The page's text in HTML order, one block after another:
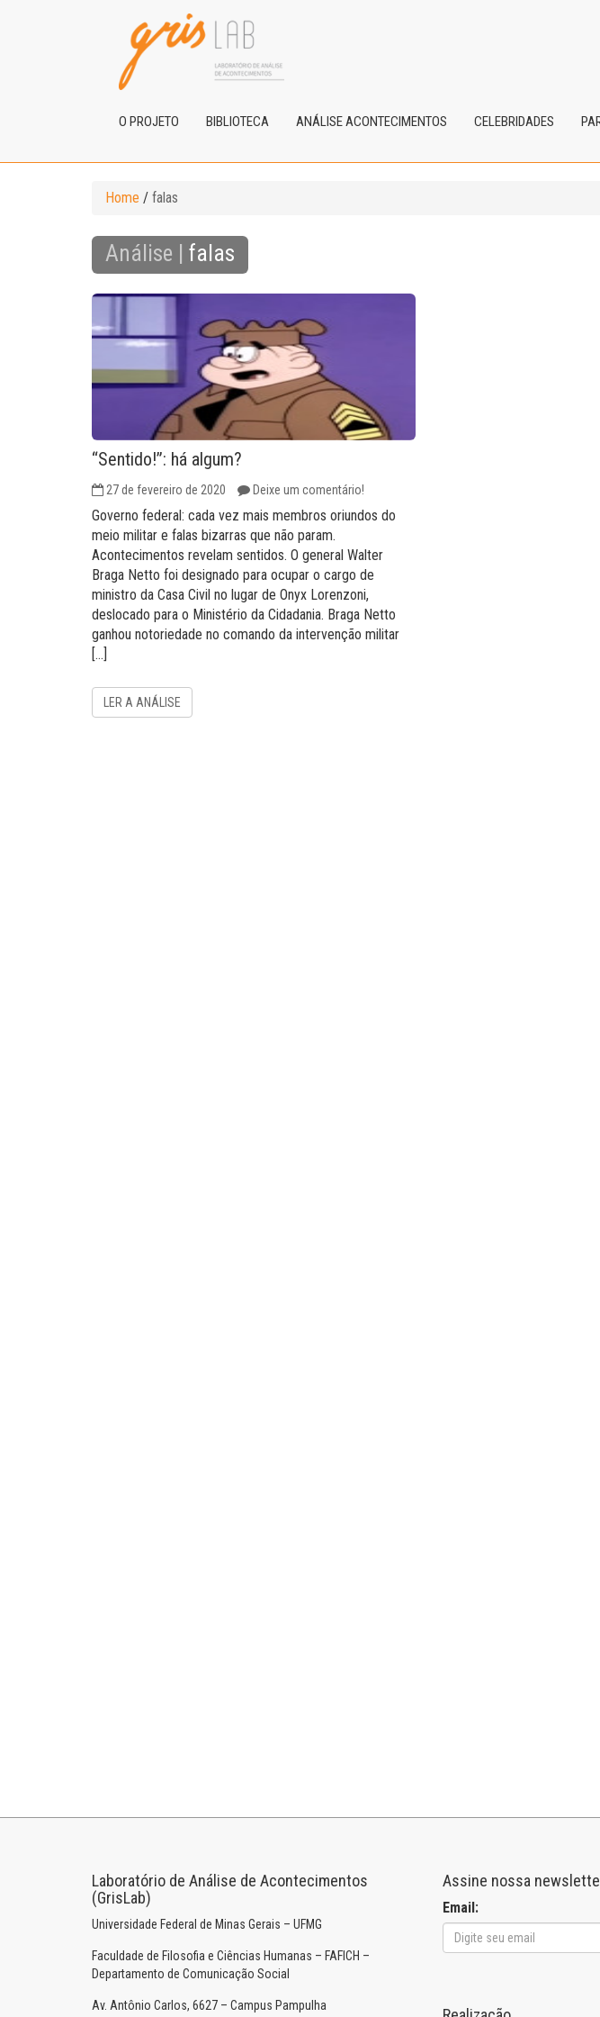
O PROJETO BIBLIOTECA ANÁLISE ACONTECIMENTOS CELEBRIDADES
Home / falas
Análise | falas
“Sentido!”: há algum?
27 de fevereiro de 2020 Deixe um comentário!
Governo federal: cada vez mais membros oriundos do
meio militar e falas bizarras que não param.
Acontecimentos revelam sentidos. O general Walter
Braga Netto foi designado para ocupar o cargo de
ministro da Casa Civil no lugar de Onyx Lorenzoni,
deslocado para o Ministério da Cidadania. Braga Netto
ganhou notoriedade no comando da intervenção militar
[…]
LER A ANÁLISE
Laboratório de Análise de Acontecimentos
(GrisLab)
Universidade Federal de Minas Gerais – UFMG
Faculdade de Filosofia e Ciências Humanas – FAFICH –
Departamento de Comunicação Social
Av. Antônio Carlos, 6627 – Campus Pampulha
Assine nossa
Email: